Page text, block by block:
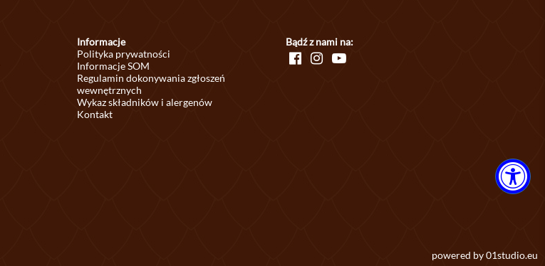
Informacje
Polityka prywatności
Informacje SOM
Regulamin dokonywania zgłoszeń
wewnętrznych
Wykaz składników i alergenów
Kontakt
Bądź z nami na:
powered by01studio.eu